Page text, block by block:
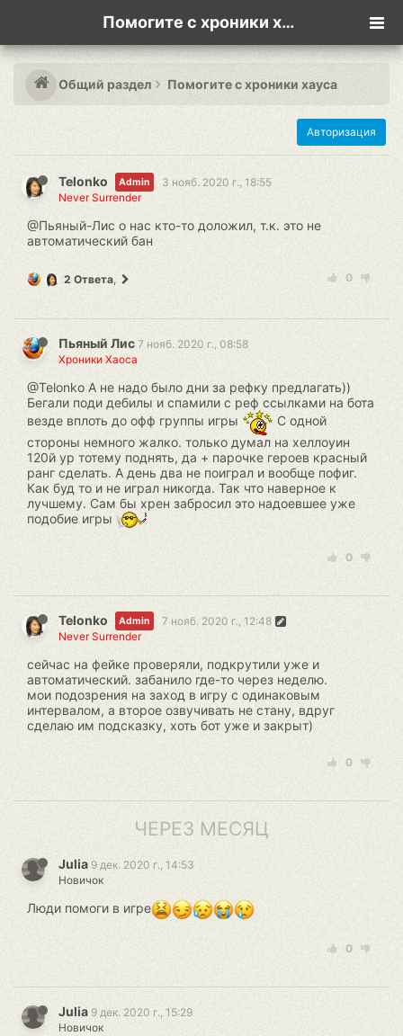
Помогите с хроники хауса
Общий раздел Помогите с хроники хауса
Авторизация
Telonko Admin
3 нояб. 2020 г., 18:55
Never Surrender
@Пьяный-Лис о нас кто-то доложил, т.к. это не
автоматический бан
0
2 Ответа,
Пьяный Лис 7 нояб. 2020 г., 08:58
Хроники Хаоса
@Telonko А не надо было дни за рефку предлагать))
Бегали поди дебилы и спамили с реф ссылками на бота
везде вплоть до офф группы игры
С одной
стороны немного жалко. только думал на хеллоуин
120й ур тотему поднять, да + парочке героев красный
ранг сделать. А день два не поиграл и вообще пофиг.
Как буд то и не играл никогда. Так что наверное к
лучшему. Сам бы хрен забросил это надоевшее уже
подобие игры
0
Telonko Admin
7 нояб. 2020 г., 12:48
Never Surrender
сейчас на фейке проверяли, подкрутили уже и
автоматический. забанило где-то через неделю.
мои подозрения на заход в игру с одинаковым
интервалом, а второе озвучивать не стану, вдруг
сделаю им подсказку, хоть бот уже и закрыт)
0
ЧЕРЕЗ МЕСЯЦ
Julia 9 дек. 2020 г., 14:53
Новичок
Люди помоги в игре
0
Julia 9 дек. 2020 г., 15:29
Новичок